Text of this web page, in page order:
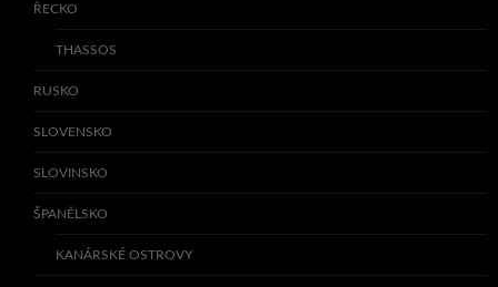
ŘECKO
THASSOS
RUSKO
SLOVENSKO
SLOVINSKO
ŠPANĚLSKO
KANÁRSKÉ OSTROVY